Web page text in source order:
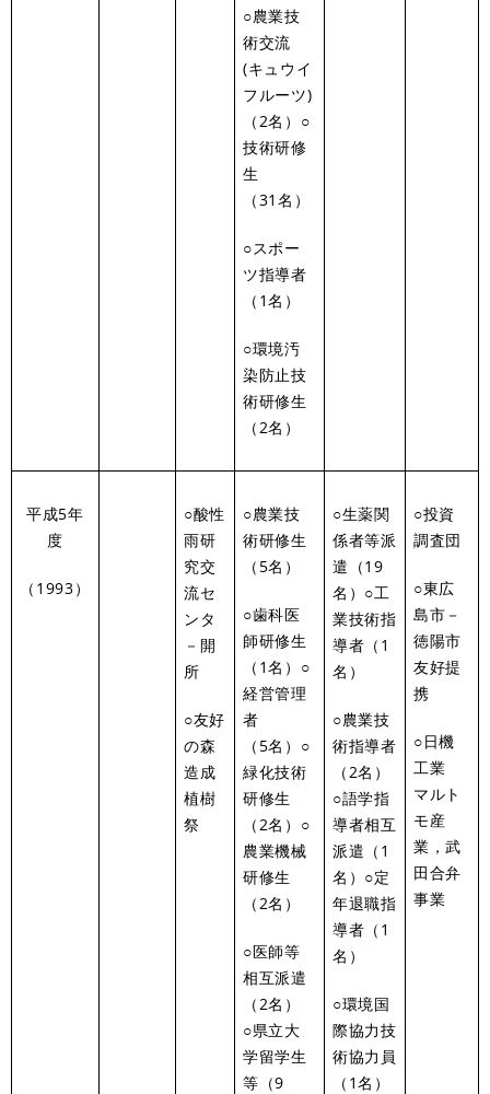
○農業技
術交流
(キュウイ
フルーツ)
（2名）○
技術研修
生
（31名）
○スポー
ツ指導者
（1名）
○環境汚
染防止技
術研修生
（2名）
平成5年
度
（1993）
○酸性
雨研
究交
流セ
ンタ
－開
所
○友好
の森
造成
植樹
祭
○農業技
術研修生
（5名）
○歯科医
師研修生
（1名）○
経営管理
者
（5名）○
緑化技術
研修生
（2名）○
農業機械
研修生
（2名）
○医師等
相互派遣
（2名）
○県立大
学留学生
等（9
○生薬関
係者等派
遣（19
名）○工
業技術指
導者（1
名）
○農業技
術指導者
（2名）
○語学指
導者相互
派遣（1
名）○定
年退職指
導者（1
名）
○環境国
際協力技
術協力員
（1名）
○投資
調査団
○東広
島市－
徳陽市
友好提
携
○日機
工業
マルト
モ産
業，武
田合弁
事業